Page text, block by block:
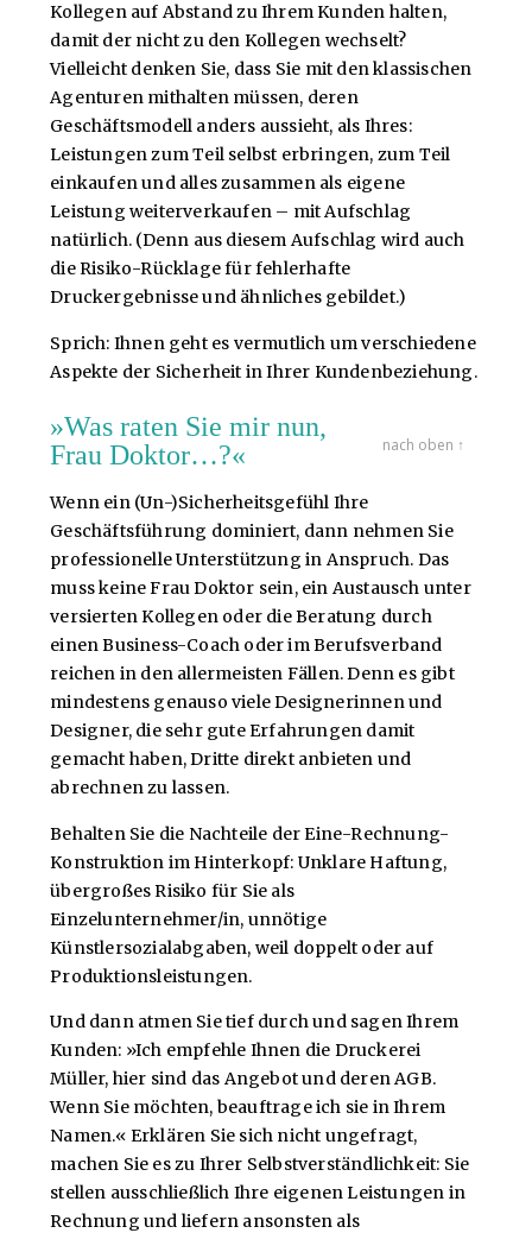
Kollegen auf Abstand zu Ihrem Kunden halten,
damit der nicht zu den Kollegen wechselt?
Vielleicht denken Sie, dass Sie mit den klassischen
Agenturen mithalten müssen, deren
Geschäftsmodell anders aussieht, als Ihres:
Leistungen zum Teil selbst erbringen, zum Teil
einkaufen und alles zusammen als eigene
Leistung weiterverkaufen – mit Aufschlag
natürlich. (Denn aus diesem Aufschlag wird auch
die Risiko-Rücklage für fehlerhafte
Druckergebnisse und ähnliches gebildet.)
Sprich: Ihnen geht es vermutlich um verschiedene
Aspekte der Sicherheit in Ihrer Kundenbeziehung.
»Was raten Sie mir nun,
Frau Doktor…?«
nach oben ↑
Wenn ein (Un-)Sicherheitsgefühl Ihre
Geschäftsführung dominiert, dann nehmen Sie
professionelle Unterstützung in Anspruch. Das
muss keine Frau Doktor sein, ein Austausch unter
versierten Kollegen oder die Beratung durch
einen Business-Coach oder im Berufsverband
reichen in den allermeisten Fällen. Denn es gibt
mindestens genauso viele Designerinnen und
Designer, die sehr gute Erfahrungen damit
gemacht haben, Dritte direkt anbieten und
abrechnen zu lassen.
Behalten Sie die Nachteile der Eine-Rechnung-
Konstruktion im Hinterkopf: Unklare Haftung,
übergroßes Risiko für Sie als
Einzelunternehmer/in, unnötige
Künstlersozialabgaben, weil doppelt oder auf
Produktionsleistungen.
Und dann atmen Sie tief durch und sagen Ihrem
Kunden: »Ich empfehle Ihnen die Druckerei
Müller, hier sind das Angebot und deren AGB.
Wenn Sie möchten, beauftrage ich sie in Ihrem
Namen.« Erklären Sie sich nicht ungefragt,
machen Sie es zu Ihrer Selbstverständlichkeit: Sie
stellen ausschließlich Ihre eigenen Leistungen in
Rechnung und liefern ansonsten als